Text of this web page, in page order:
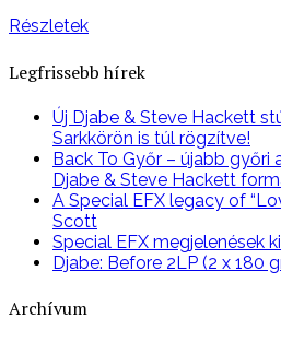
Részletek
Legfrissebb hírek
Új Djabe & Steve Hackett
Sarkkörön is túl rögzítve!
Back To Győr – újabb
Djabe & Steve Hackett
A Special EFX legacy of
Scott
Special EFX megjelenések
Djabe: Before 2LP (2 x 180
Archívum